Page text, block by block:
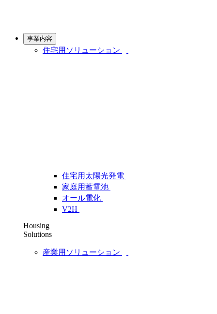
事業内容
住宅用ソリューション
住宅用太陽光発電
家庭用蓄電池
オール電化
V2H
Housing
Solutions
産業用ソリューション